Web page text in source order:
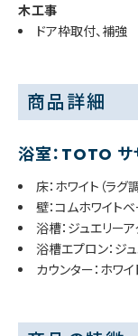
木工事
ドア枠取付、補強
商品詳細
浴室：TOTO
床：ホワイト（ラグ調
壁：コムホワイトベ
浴槽：ジュエリー
浴槽エプロン：ジ
カウンター：ホワイ